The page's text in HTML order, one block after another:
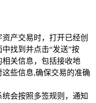
产交易时，打开已经创
找到并点击“发送”按
关信息，包括接收地
些信息,确保交易的准确
会按照多签规则，通知